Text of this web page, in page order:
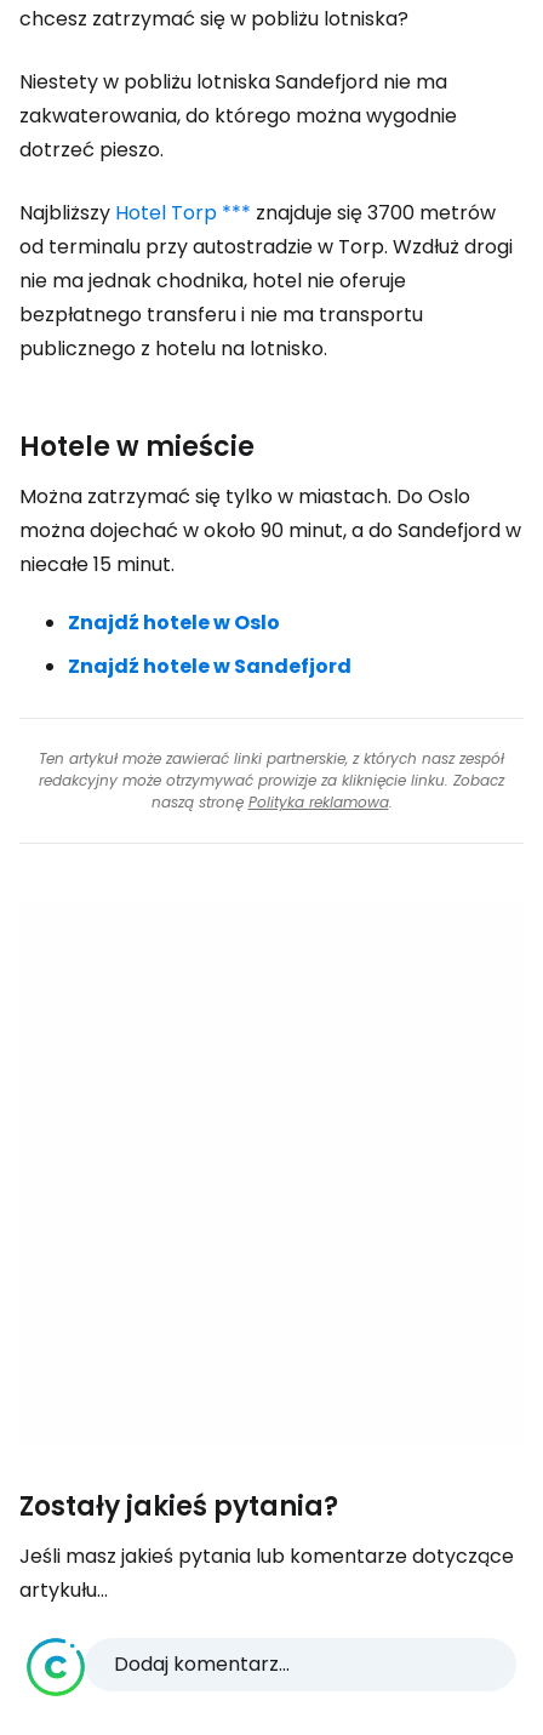
chcesz zatrzymać się w pobliżu lotniska?
Niestety w pobliżu lotniska Sandefjord nie ma
zakwaterowania, do którego można wygodnie
dotrzeć pieszo.
Najbliższy Hotel Torp *** znajduje się 3700 metrów
od terminalu przy autostradzie w Torp. Wzdłuż drogi
nie ma jednak chodnika, hotel nie oferuje
bezpłatnego transferu i nie ma transportu
publicznego z hotelu na lotnisko.
Hotele w mieście
Można zatrzymać się tylko w miastach. Do Oslo
można dojechać w około 90 minut, a do Sandefjord w
niecałe 15 minut.
Znajdź hotele w Oslo
Znajdź hotele w Sandefjord
Ten artykuł może zawierać linki partnerskie, z których nasz zespół
redakcyjny może otrzymywać prowizje za kliknięcie linku. Zobacz
naszą stronę Polityka reklamowa.
Zostały jakieś pytania?
Jeśli masz jakieś pytania lub komentarze dotyczące
artykułu...
Dodaj komentarz...